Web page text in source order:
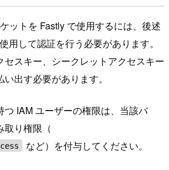
ットを Fastly で使用するには、後述
用して認証を行う必要があります。
セスキー、シークレットアクセスキー
出す必要があります。
つ IAM ユーザーの権限は、当該バ
取り権限（
など）を付与してください。